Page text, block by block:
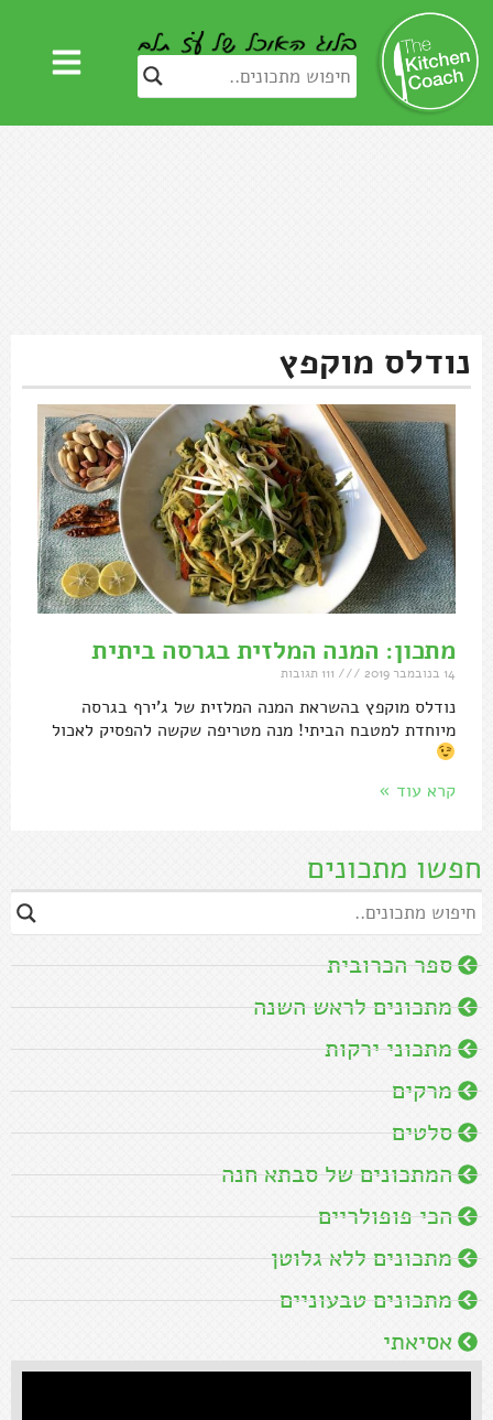
חפשו מתכונים
ספר הכרובית
מתכונים לראש השנה
מתכוני ירקות
מרקים
סלטים
המתכונים של סבתא חנה
הכי פופולריים
מתכונים ללא גלוטן
מתכונים טבעוניים
אסיאתי
נודלס מוקפץ
מתכון: המנה המלזית בגרסה ביתית
14 בנובמבר 2019
נודלס מוקפץ בהשראת המנה המלזית של ג'ירף בגרסה
מיוחדת למטבח הביתי! מנה מטריפה שקשה להפסיק לאכול
קרא עוד »